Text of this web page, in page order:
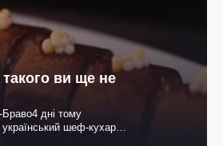
такого ви ще не
Браво4 дні тому
шеф-кухар